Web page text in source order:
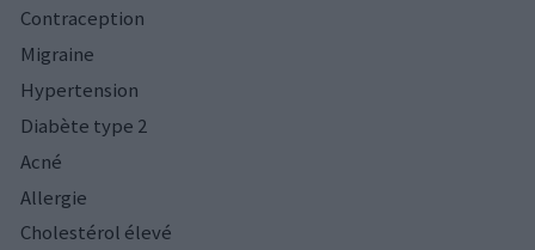
Contraception
Migraine
Hypertension
Diabète type 2
Acné
Allergie
Cholestérol élevé